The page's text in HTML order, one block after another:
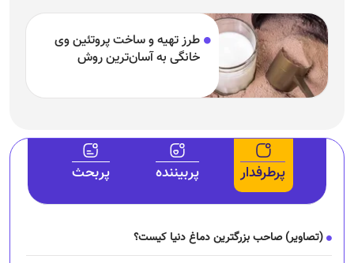
طرز تهیه و ساخت پروتئین وی
خانگی به آسان‌ترین روش
پرطرفدار پربیننده پربحث
(تصاویر) صاحب بزرگترین دماغ دنیا کیست؟